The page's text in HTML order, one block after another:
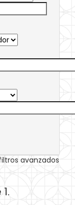
avanzados